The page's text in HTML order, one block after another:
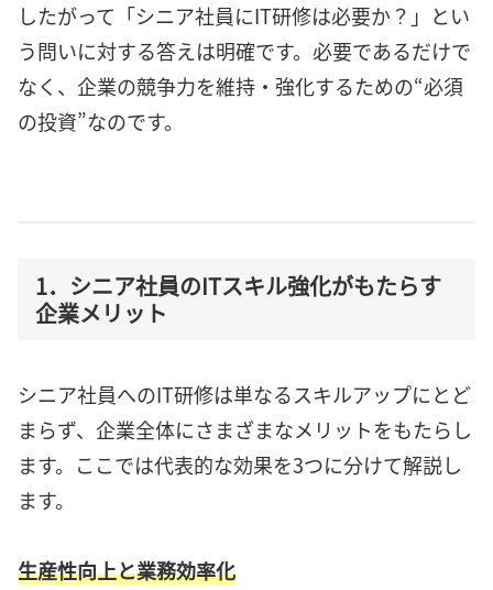
したがって「シニア社員にIT研修は必要か？」とい
う問いに対する答えは明確です。必要であるだけで
なく、企業の競争力を維持・強化するための“必須
の投資”なのです。
1．シニア社員のITスキル強化がもたらす
企業メリット
シニア社員へのIT研修は単なるスキルアップにとど
まらず、企業全体にさまざまなメリットをもたらし
ます。ここでは代表的な効果を3つに分けて解説し
ます。
生産性向上と業務効率化